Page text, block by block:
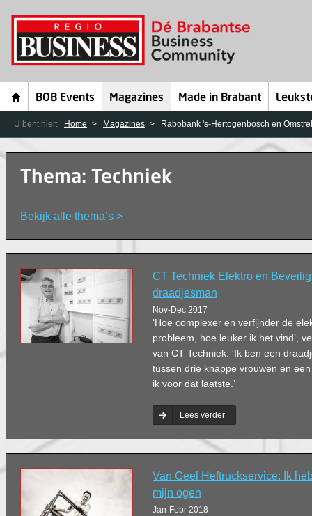
BOB Events Magazines Made in Brabant
U bent hier: Home Magazines Rabobank 's-Hertogenbosch en
Thema: Techniek
Bekijk alle thema’s >
CT Techniek Elektro en
draadjesman
Nov-Dec 2017
‘Hoe complexer en verfijnder de
probleem, hoe leuker ik het vind’,
van CT Techniek. ‘Ik ben een
tussen drie knappe vrouwen en
ik voor dat laatste.’
Lees verder
Van Geel Heftruckservice: Ik
mijn ogen
Jan-Febr 2018